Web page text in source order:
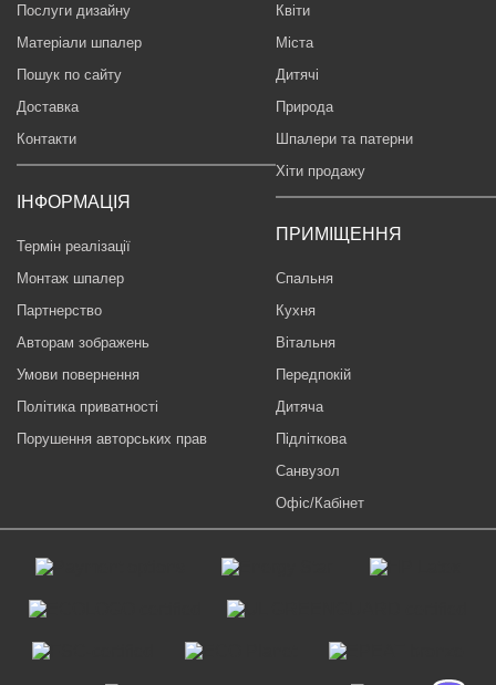
Послуги дизайну
Матеріали шпалер
Пошук по сайту
Доставка
Контакти
ІНФОРМАЦІЯ
Термін реалізації
Монтаж шпалер
Партнерство
Авторам зображень
Умови повернення
Політика приватності
Порушення авторських прав
Квіти
Міста
Дитячі
Природа
Шпалери та патерни
Хіти продажу
ПРИМІЩЕННЯ
Спальня
Кухня
Вітальня
Передпокій
Дитяча
Підліткова
Санвузол
Офіс/Кабінет